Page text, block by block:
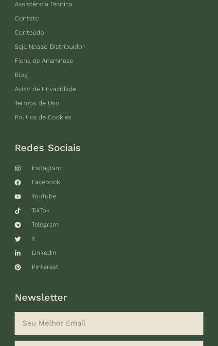
Assistência Técnica
Contato
Conteúdo
Seja Nosso Distribuidor
Ficha de Anamnese
Blog
Aviso de Privacidade
Termos de Uso
Política de Cookies
Redes Sociais
Instagram
Facebook
YouTube
TikTok
Telegram
X
LinkedIn
Pinterest
Newsletter